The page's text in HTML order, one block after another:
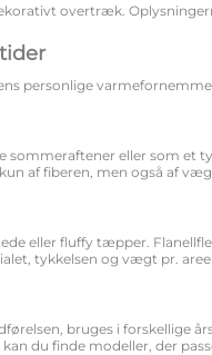
overtræk.
personlige
eller som et
af fiberen, men også af
eller fluffy tæpper.
tykkelsen og vægt pr.
bruges i forskellige
du finde modeller, der